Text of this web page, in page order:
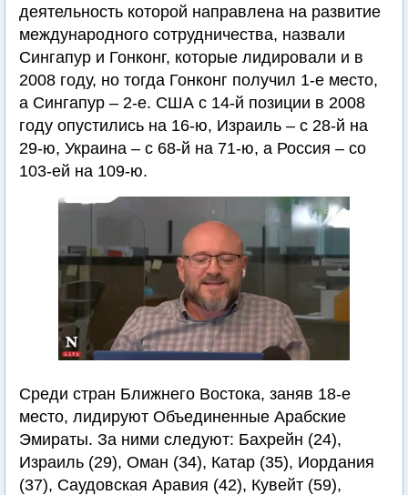
деятельность которой направлена на развитие
международного сотрудничества, назвали
Сингапур и Гонконг, которые лидировали и в
2008 году, но тогда Гонконг получил 1-е место,
а Сингапур – 2-е. США c 14-й позиции в 2008
году опустились на 16-ю, Израиль – с 28-й на
29-ю, Украина – с 68-й на 71-ю, а Россия – со
103-ей на 109-ю.
Среди стран Ближнего Востока, заняв 18-е
место, лидируют Объединенные Арабские
Эмираты. За ними следуют: Бахрейн (24),
Израиль (29), Оман (34), Катар (35), Иордания
(37), Саудовская Аравия (42), Кувейт (59),